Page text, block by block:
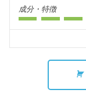
成分・特徴